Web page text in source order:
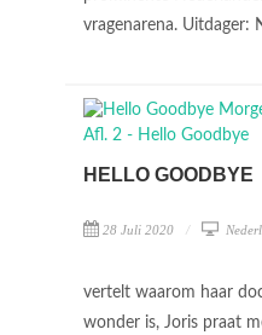
vragenarena. Uitdager:
HELLO GOODBYE
28 Juli 2020
vertelt waarom haar
wonder is, Joris praat